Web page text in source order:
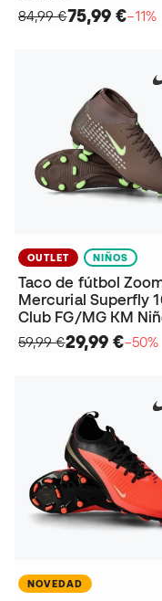
84,99 €75,99 €−11%
OUTLET NIÑOS
Taco de fútbol
Mercurial Superfly
Club FG/MG KM
59,99 €29,99 €−50%
NOVEDAD